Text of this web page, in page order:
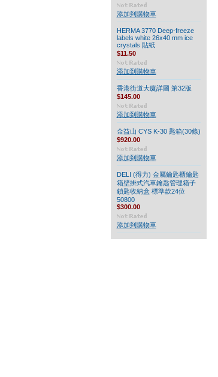
添加到購物車
HERMA 3770 Deep-freeze
labels white 26x40 mm ice
crystals 貼紙
$11.50
添加到購物車
香港街道大廈詳圖 第32版
$145.00
添加到購物車
金益山 CYS K-30 匙箱(30條)
$920.00
添加到購物車
DELI (得力) 金屬鑰匙櫃鑰匙
箱壁掛式汽車鑰匙管理箱子
鎖匙收納盒 標準款24位
50800
$300.00
添加到購物車